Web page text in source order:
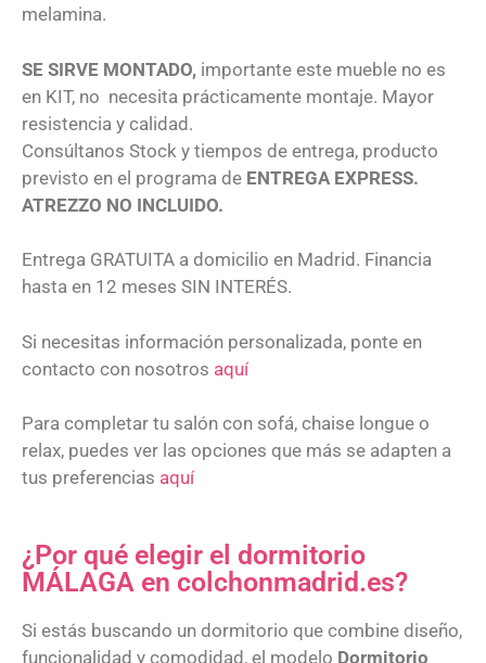
melamina.
SE SIRVE MONTADO, importante este mueble no es
en KIT, no necesita prácticamente montaje. Mayor
resistencia y calidad.
Consúltanos Stock y tiempos de entrega, producto
previsto en el programa de ENTREGA EXPRESS.
ATREZZO NO INCLUIDO.
Entrega GRATUITA a domicilio en Madrid. Financia
hasta en 12 meses SIN INTERÉS.
Si necesitas información personalizada, ponte en
contacto con nosotros aquí
Para completar tu salón con sofá, chaise longue o
relax, puedes ver las opciones que más se adapten a
tus preferencias aquí
¿Por qué elegir el dormitorio
MÁLAGA en colchonmadrid.es?
Si estás buscando un dormitorio que combine diseño,
funcionalidad y comodidad, el modelo Dormitorio